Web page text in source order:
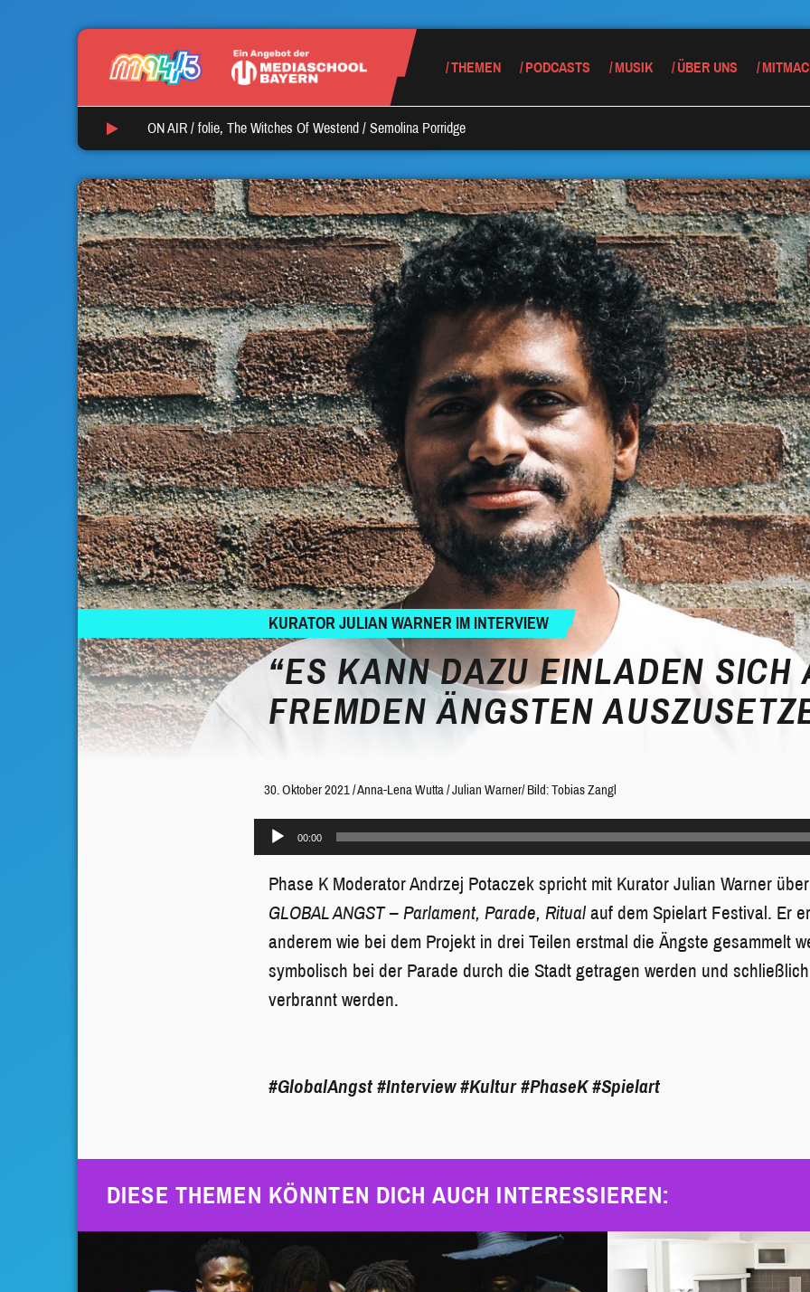
THEMEN PODCASTS MUSIK ÜBER UNS
ON AIR / folie, The Witches Of Westend / Semolina Porridge
KURATOR JULIAN WARNER IM INTERVIEW
“ES KANN DAZU EINLADEN SICH
FREMDEN ÄNGSTEN
30. Oktober 2021/Anna-Lena Wutta/Julian Warner/ Bild: Tobias Zangl
Audio-
Player
00:00
Phase K Moderator Andrzej Potaczek spricht mit Kurator Julian Warner
GLOBAL ANGST – Parlament, Parade, Ritual auf dem Spielart Festival. Er
anderem wie bei dem Projekt in drei Teilen erstmal die Ängste gesammelt
symbolisch bei der Parade durch die Stadt getragen werden und
verbrannt werden.
#GlobalAngst #Interview #Kultur #PhaseK #Spielart
DIESE THEMEN KÖNNTEN DICH AUCH INTERESSIEREN: